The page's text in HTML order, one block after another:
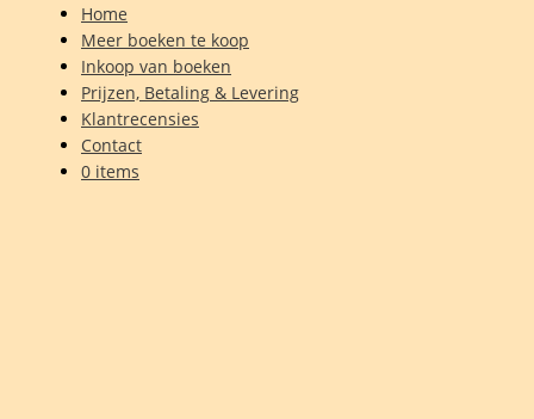
Home
Meer boeken te koop
Inkoop van boeken
Prijzen, Betaling & Levering
Klantrecensies
Contact
0 items